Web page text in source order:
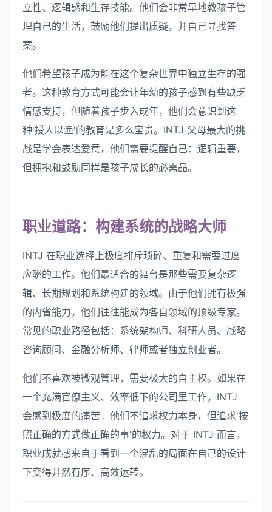
立性、逻辑感和生存技能。他们会非常早地教孩子管
理自己的生活，鼓励他们提出质疑，并自己寻找答
案。
他们希望孩子成为能在这个复杂世界中独立生存的强
者。这种教育方式可能会让年幼的孩子感到有些缺乏
情感支持，但随着孩子步入成年，他们会意识到这
种'授人以渔'的教育是多么宝贵。INTJ 父母最大的挑
战是学会表达爱意，他们需要提醒自己：逻辑重要，
但拥抱和鼓励同样是孩子成长的必需品。
职业道路：构建系统的战略大师
INTJ 在职业选择上极度排斥琐碎、重复和需要过度
应酬的工作。他们最适合的舞台是那些需要复杂逻
辑、长期规划和系统构建的领域。由于他们拥有极强
的内省能力，他们往往能成为各自领域的顶级专家。
常见的职业路径包括：系统架构师、科研人员、战略
咨询顾问、金融分析师、律师或者独立创业者。
他们不喜欢被微观管理，需要极大的自主权。如果在
一个充满官僚主义、效率低下的公司里工作，INTJ
会感到极度的痛苦。他们不追求权力本身，但追求'按
照正确的方式做正确的事'的权力。对于 INTJ 而言，
职业成就感来自于看到一个混乱的局面在自己的设计
下变得井然有序、高效运转。